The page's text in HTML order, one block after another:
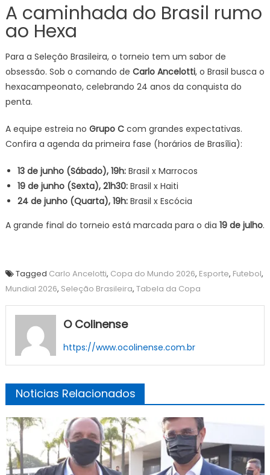
A caminhada do Brasil rumo
ao Hexa
Para a Seleção Brasileira, o torneio tem um sabor de
obsessão. Sob o comando de Carlo Ancelotti, o Brasil busca o
hexacampeonato, celebrando 24 anos da conquista do
penta.
A equipe estreia no Grupo Ccom grandes expectativas.
Confira a agenda da primeira fase (horários de Brasília):
13 de junho (Sábado), 19h:Brasil x Marrocos
19 de junho (Sexta), 21h30:Brasil x Haiti
24 de junho (Quarta), 19h:Brasil x Escócia
A grande final do torneio está marcada para o dia 19 de julho.
Tagged Carlo Ancelotti, Copa do Mundo 2026, Esporte, Futebol,
Mundial 2026, Seleção Brasileira, Tabela da Copa
O Colinense
https://www.ocolinense.com.br
Noticias Relacionados